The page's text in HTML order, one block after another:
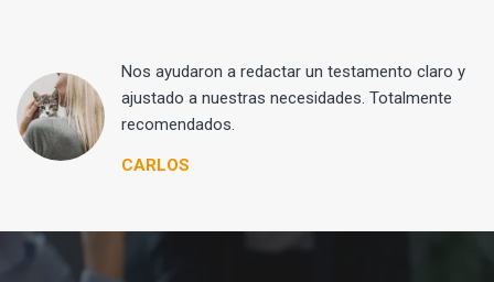
Nos ayudaron a redactar un testamento claro y
ajustado a nuestras necesidades. Totalmente
recomendados.
CARLOS